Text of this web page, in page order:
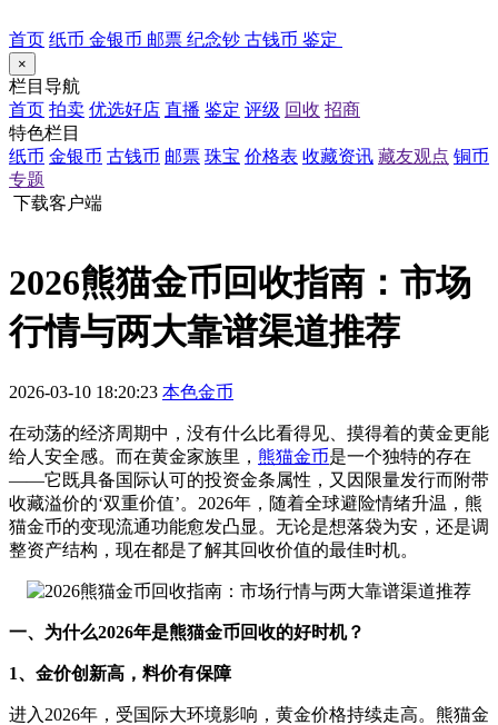
首页 纸币 金银币 邮票 纪念钞 古钱币 鉴定
×
栏目导航
首页 拍卖 优选好店 直播 鉴定 评级 回收 招商
特色栏目
纸币 金银币 古钱币 邮票 珠宝 价格表 收藏资讯 藏友观点 铜币
专题
下载客户端
2026熊猫金币回收指南：市场
行情与两大靠谱渠道推荐
2026-03-10 18:20:23 本色金币
在动荡的经济周期中，没有什么比看得见、摸得着的黄金更能
给人安全感。而在黄金家族里， 熊猫金币是一个独特的存在
——它既具备国际认可的投资金条属性，又因限量发行而附带
收藏溢价的‘双重价值’。2026年，随着全球避险情绪升温，熊
猫金币的变现流通功能愈发凸显。无论是想落袋为安，还是调
整资产结构，现在都是了解其回收价值的最佳时机。
一、为什么2026年是熊猫金币回收的好时机？
1、金价创新高，料价有保障
进入2026年，受国际大环境影响，黄金价格持续走高。熊猫金